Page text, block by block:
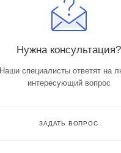
Нужна консультация?
Наши специалисты ответят на
интересующий вопрос
ЗАДАТЬ ВОПРОС